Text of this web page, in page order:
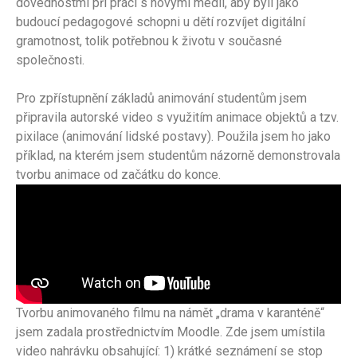
budoucí pedagogové schopni u dětí rozvíjet digitální
gramotnost, tolik potřebnou k životu v současné
společnosti.
Pro zpřístupnění základů animování studentům jsem
připravila autorské video s využitím animace objektů a tzv.
pixilace (animování lidské postavy). Použila jsem ho jako
příklad, na kterém jsem studentům názorně demonstrovala
tvorbu animace od začátku do konce.
Tvorbu animovaného filmu na námět „drama v karanténě“
jsem zadala prostřednictvím Moodle. Zde jsem umístila
video nahrávku obsahující: 1) krátké seznámení se stop